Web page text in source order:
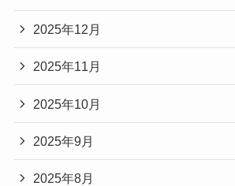
2025年12月
2025年11月
2025年10月
2025年9月
2025年8月